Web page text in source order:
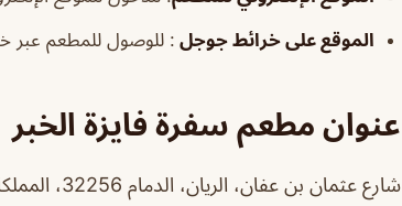
الموقع على خرائط جوجل : للوصول للمطعم عبر
عنوان مطعم سفرة فايزة الخبر
شارع عثمان بن عفان، الريان، الدمام 32256، المملكة العربية السعودية